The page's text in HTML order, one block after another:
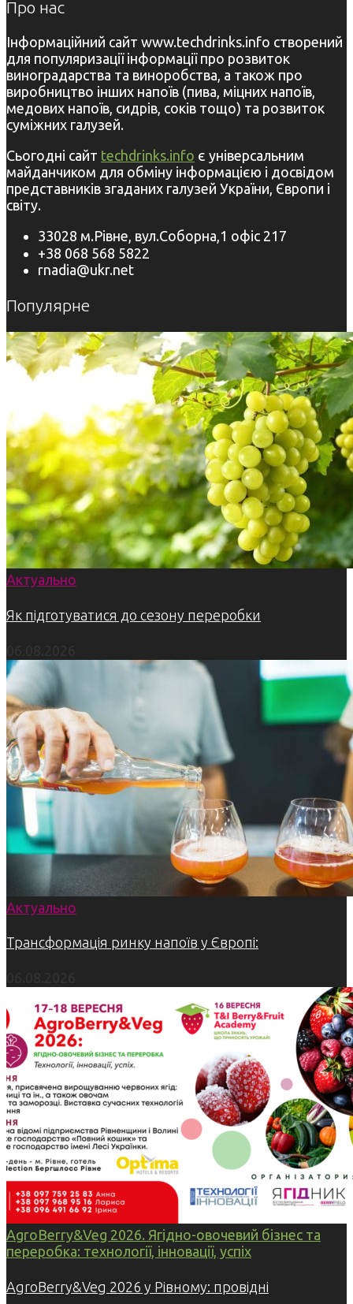
Про нас
Інформаційний сайт www.techdrinks.info створений
для популяризації інформації про розвиток
виноградарства та виноробства, а також про
виробництво інших напоїв (пива, міцних напоїв,
медових напоїв, сидрів, соків тощо) та розвиток
суміжних галузей.
Сьогодні сайт techdrinks.info є універсальним
майданчиком для обміну інформацією і досвідом
представників згаданих галузей України, Європи і
світу.
33028 м.Рівне, вул.Соборна,1 офіс 217
+38 068 568 5822
rnadia@ukr.net
Популярне
Актуально
Як підготуватися до сезону переробки
Актуально
Трансформація ринку напоїв у Європі:
AgroBerry&Veg 2026. Ягідно-овочевий бізнес та
переробка: технології, інновації, успіх
AgroBerry&Veg 2026 у Рівному: провідні